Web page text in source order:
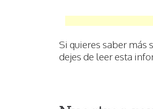
Si quieres saber más
dejes de leer esta